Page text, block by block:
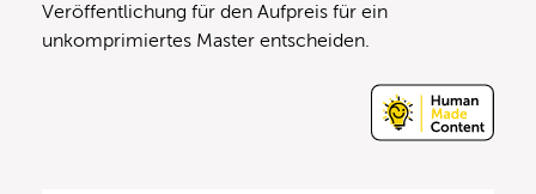
Veröffentlichung für den Aufpreis für ein
unkomprimiertes Master entscheiden.